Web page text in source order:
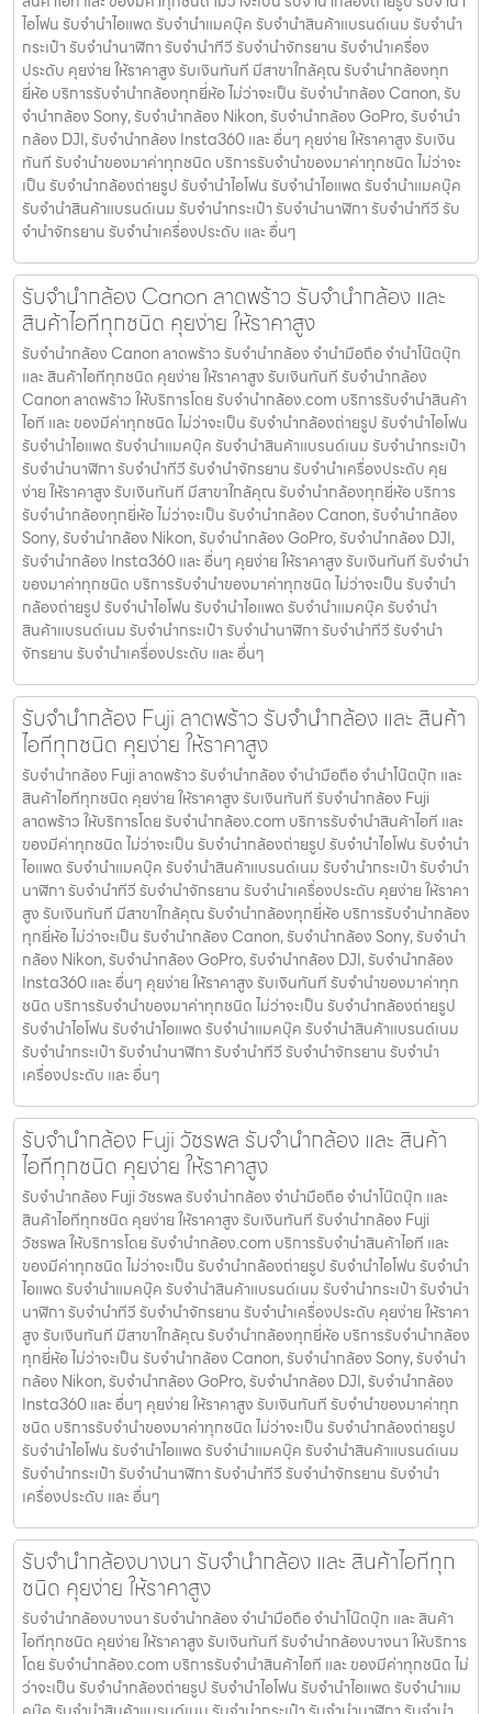
ไอโฟน รับจํานําไอแพด รับจํานําแมคบุ๊ค รับจํานําสินค้าแบรนด์เนม รับจํานํา
กระเป๋า รับจํานํานาฬิกา รับจํานําทีวี รับจํานําจักรยาน รับจํานําเครื่อง
ประดับ คุยง่าย ให้ราคาสูง รับเงินทันที มีสาขาใกล้คุณ รับจำนำกล้องทุก
ยี่ห้อ บริการรับจำนำกล้องทุกยี่ห้อ ไม่ว่าจะเป็น รับจำนำกล้อง Canon, รับ
จำนำกล้อง Sony, รับจำนำกล้อง Nikon, รับจำนำกล้อง GoPro, รับจำนำ
กล้อง DJI, รับจำนำกล้อง Insta360 และ อื่นๆ คุยง่าย ให้ราคาสูง รับเงิน
ทันที รับจำนำของมาค่าทุกชนิด บริการรับจำนำของมาค่าทุกชนิด ไม่ว่าจะ
เป็น รับจํานํากล้องถ่ายรูป รับจํานําไอโฟน รับจํานําไอแพด รับจํานําแมคบุ๊ค
รับจํานําสินค้าแบรนด์เนม รับจํานํากระเป๋า รับจํานํานาฬิกา รับจํานําทีวี รับ
จํานําจักรยาน รับจํานําเครื่องประดับ และ อื่นๆ
รับจำนำกล้อง Canon ลาดพร้าว รับจํานํากล้อง และ
สินค้าไอทีทุกชนิด คุยง่าย ให้ราคาสูง
รับจำนำกล้อง Canon ลาดพร้าว รับจํานํากล้อง จำนำมือถือ จำนำโน๊ตบุ๊ก
และ สินค้าไอทีทุกชนิด คุยง่าย ให้ราคาสูง รับเงินทันที รับจำนำกล้อง
Canon ลาดพร้าว ให้บริการโดย รับจํานํากล้อง.com บริการรับจํานําสินค้า
ไอที และ ของมีค่าทุกชนิด ไม่ว่าจะเป็น รับจํานํากล้องถ่ายรูป รับจํานําไอโฟน
รับจํานําไอแพด รับจํานําแมคบุ๊ค รับจํานําสินค้าแบรนด์เนม รับจํานํากระเป๋า
รับจํานํานาฬิกา รับจํานําทีวี รับจํานําจักรยาน รับจํานําเครื่องประดับ คุย
ง่าย ให้ราคาสูง รับเงินทันที มีสาขาใกล้คุณ รับจำนำกล้องทุกยี่ห้อ บริการ
รับจำนำกล้องทุกยี่ห้อ ไม่ว่าจะเป็น รับจำนำกล้อง Canon, รับจำนำกล้อง
Sony, รับจำนำกล้อง Nikon, รับจำนำกล้อง GoPro, รับจำนำกล้อง DJI,
รับจำนำกล้อง Insta360 และ อื่นๆ คุยง่าย ให้ราคาสูง รับเงินทันที รับจำนำ
ของมาค่าทุกชนิด บริการรับจำนำของมาค่าทุกชนิด ไม่ว่าจะเป็น รับจํานํา
กล้องถ่ายรูป รับจํานําไอโฟน รับจํานําไอแพด รับจํานําแมคบุ๊ค รับจํานํา
สินค้าแบรนด์เนม รับจํานํากระเป๋า รับจํานํานาฬิกา รับจํานําทีวี รับจํานํา
จักรยาน รับจํานําเครื่องประดับ และ อื่นๆ
รับจำนำกล้อง Fuji ลาดพร้าว รับจํานํากล้อง และ สินค้า
ไอทีทุกชนิด คุยง่าย ให้ราคาสูง
รับจำนำกล้อง Fuji ลาดพร้าว รับจํานํากล้อง จำนำมือถือ จำนำโน๊ตบุ๊ก และ
สินค้าไอทีทุกชนิด คุยง่าย ให้ราคาสูง รับเงินทันที รับจำนำกล้อง Fuji
ลาดพร้าว ให้บริการโดย รับจํานํากล้อง.com บริการรับจํานําสินค้าไอที และ
ของมีค่าทุกชนิด ไม่ว่าจะเป็น รับจํานํากล้องถ่ายรูป รับจํานําไอโฟน รับจํานํา
ไอแพด รับจํานําแมคบุ๊ค รับจํานําสินค้าแบรนด์เนม รับจํานํากระเป๋า รับจํานํา
นาฬิกา รับจํานําทีวี รับจํานําจักรยาน รับจํานําเครื่องประดับ คุยง่าย ให้ราคา
สูง รับเงินทันที มีสาขาใกล้คุณ รับจำนำกล้องทุกยี่ห้อ บริการรับจำนำกล้อง
ทุกยี่ห้อ ไม่ว่าจะเป็น รับจำนำกล้อง Canon, รับจำนำกล้อง Sony, รับจำนำ
กล้อง Nikon, รับจำนำกล้อง GoPro, รับจำนำกล้อง DJI, รับจำนำกล้อง
Insta360 และ อื่นๆ คุยง่าย ให้ราคาสูง รับเงินทันที รับจำนำของมาค่าทุก
ชนิด บริการรับจำนำของมาค่าทุกชนิด ไม่ว่าจะเป็น รับจํานํากล้องถ่ายรูป
รับจํานําไอโฟน รับจํานําไอแพด รับจํานําแมคบุ๊ค รับจํานําสินค้าแบรนด์เนม
รับจํานํากระเป๋า รับจํานํานาฬิกา รับจํานําทีวี รับจํานําจักรยาน รับจํานํา
เครื่องประดับ และ อื่นๆ
รับจำนำกล้อง Fuji วัชรพล รับจํานํากล้อง และ สินค้า
ไอทีทุกชนิด คุยง่าย ให้ราคาสูง
รับจำนำกล้อง Fuji วัชรพล รับจํานํากล้อง จำนำมือถือ จำนำโน๊ตบุ๊ก และ
สินค้าไอทีทุกชนิด คุยง่าย ให้ราคาสูง รับเงินทันที รับจำนำกล้อง Fuji
วัชรพล ให้บริการโดย รับจํานํากล้อง.com บริการรับจํานําสินค้าไอที และ
ของมีค่าทุกชนิด ไม่ว่าจะเป็น รับจํานํากล้องถ่ายรูป รับจํานําไอโฟน รับจํานํา
ไอแพด รับจํานําแมคบุ๊ค รับจํานําสินค้าแบรนด์เนม รับจํานํากระเป๋า รับจํานํา
นาฬิกา รับจํานําทีวี รับจํานําจักรยาน รับจํานําเครื่องประดับ คุยง่าย ให้ราคา
สูง รับเงินทันที มีสาขาใกล้คุณ รับจำนำกล้องทุกยี่ห้อ บริการรับจำนำกล้อง
ทุกยี่ห้อ ไม่ว่าจะเป็น รับจำนำกล้อง Canon, รับจำนำกล้อง Sony, รับจำนำ
กล้อง Nikon, รับจำนำกล้อง GoPro, รับจำนำกล้อง DJI, รับจำนำกล้อง
Insta360 และ อื่นๆ คุยง่าย ให้ราคาสูง รับเงินทันที รับจำนำของมาค่าทุก
ชนิด บริการรับจำนำของมาค่าทุกชนิด ไม่ว่าจะเป็น รับจํานํากล้องถ่ายรูป
รับจํานําไอโฟน รับจํานําไอแพด รับจํานําแมคบุ๊ค รับจํานําสินค้าแบรนด์เนม
รับจํานํากระเป๋า รับจํานํานาฬิกา รับจํานําทีวี รับจํานําจักรยาน รับจํานํา
เครื่องประดับ และ อื่นๆ
รับจำนำกล้องบางนา รับจํานํากล้อง และ สินค้าไอทีทุก
ชนิด คุยง่าย ให้ราคาสูง
รับจำนำกล้องบางนา รับจํานํากล้อง จำนำมือถือ จำนำโน๊ตบุ๊ก และ สินค้า
ไอทีทุกชนิด คุยง่าย ให้ราคาสูง รับเงินทันที รับจำนำกล้องบางนา ให้บริการ
โดย รับจํานํากล้อง.com บริการรับจํานําสินค้าไอที และ ของมีค่าทุกชนิด ไม่
ว่าจะเป็น รับจํานํากล้องถ่ายรูป รับจํานําไอโฟน รับจํานําไอแพด รับจํานําแม